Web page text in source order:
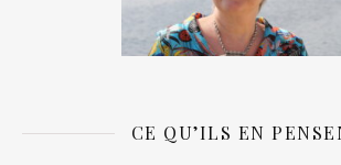
CE QU’ILS EN